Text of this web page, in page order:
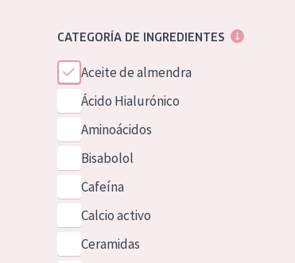
CATEGORÍA DE INGREDIENTES
Aceite de almendra
Ácido Hialurónico
Aminoácidos
Bisabolol
Cafeína
Calcio activo
Ceramidas